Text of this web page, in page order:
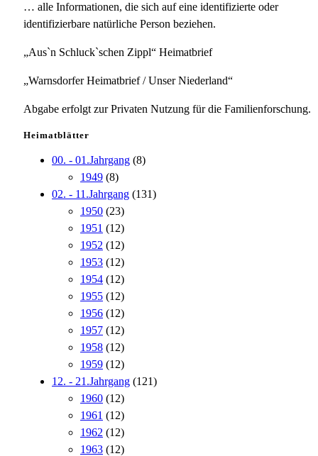
… alle Informationen, die sich auf eine identifizierte oder
identifizierbare natürliche Person beziehen.
„Aus`n Schluck`schen Zippl“ Heimatbrief
„Warnsdorfer Heimatbrief / Unser Niederland“
Abgabe erfolgt zur Privaten Nutzung für die Familienforschung.
Heimatblätter
00. - 01.Jahrgang (8)
1949 (8)
02. - 11.Jahrgang (131)
1950 (23)
1951 (12)
1952 (12)
1953 (12)
1954 (12)
1955 (12)
1956 (12)
1957 (12)
1958 (12)
1959 (12)
12. - 21.Jahrgang (121)
1960 (12)
1961 (12)
1962 (12)
1963 (12)